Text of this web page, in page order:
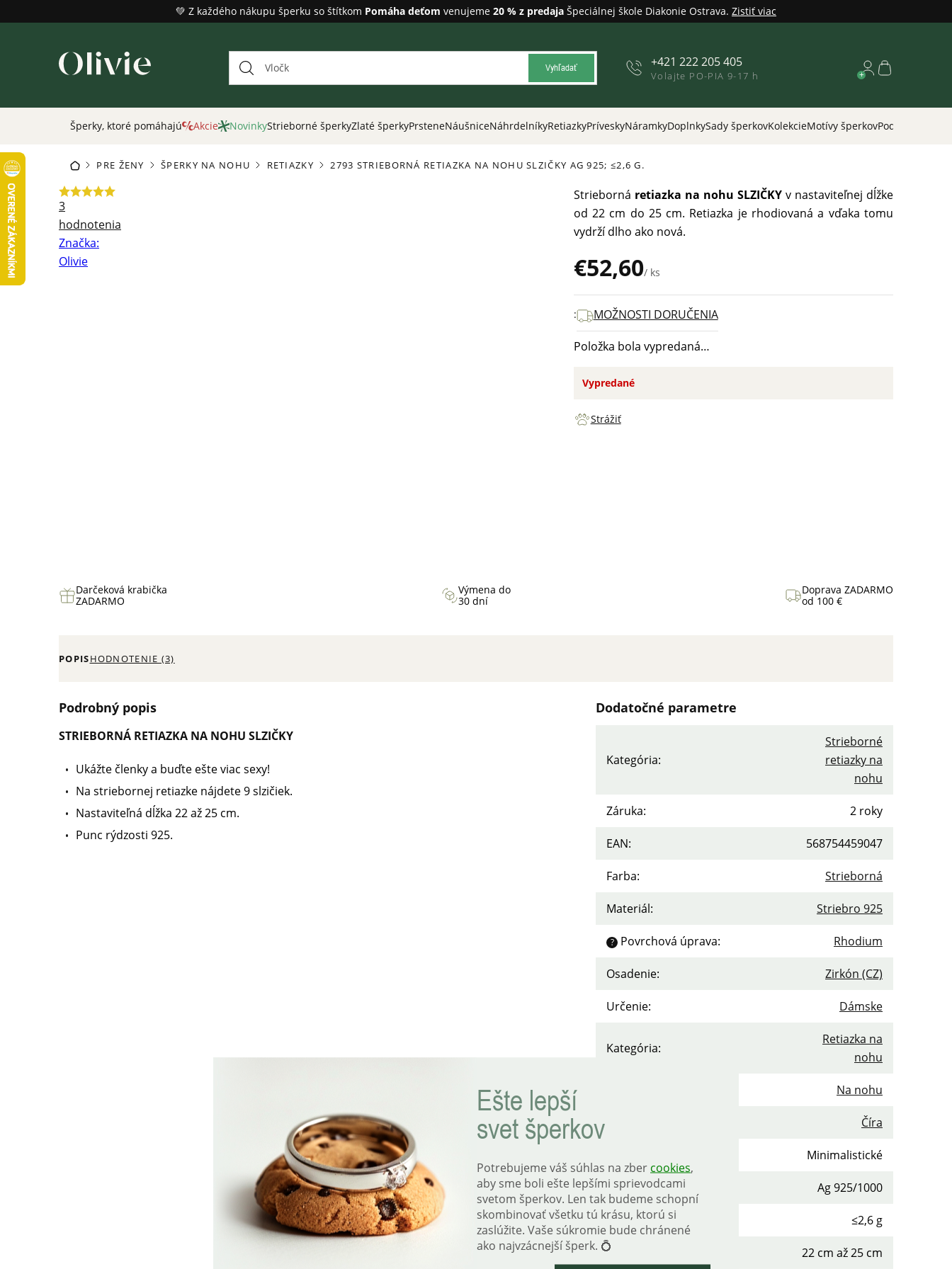
Ešte lepší
svet šperkov
Potrebujeme váš súhlas na zber cookies,
aby sme boli ešte lepšími sprievodcami
svetom šperkov. Len tak budeme schopní
skombinovať všetku tú krásu, ktorú si
zaslúžite. Vaše súkromie bude chránené
ako najvzácnejší šperk. 💍
na
💚 Z každého nákupu šperku so štítkom Pomáha deťom venujeme 20 % z predaja Špeciálnej škole Diakonie Ostrava. Zistiť viac
Vyhľadať +421 222 205 405
Volajte PO-PIA 9-17 h
Nákupný
Šperky, ktoré pomáhajú Akcie NovinkyStrieborné šperkyZlaté šperkyPrsteneNáušniceNáhrdelníkyRetiazkyPríveskyNáramkyDoplnkySady šperkovKolekcieMotívy šperkovPodľa
DOMOVPRE ŽENY ŠPERKY NA NOHU RETIAZKY 2793 STRIEBORNÁ RETIAZKA NA NOHU SLZIČKY AG 925; ≤2,6 G.
Priemerné
hodnotenie
produktu
je
3
hodnotenia
Značka:
Olivie
€52,60/ ks
Jednotková
cena:
Vypredané
MOŽNOSTI DORUČENIA
Položka bola vypredaná…
Strieborná retiazka na nohu SLZIČKYv nastaviteľnej dĺžke
od 22 cm do 25 cm. Retiazka je rhodiovaná a vďaka tomu
vydrží dlho ako nová.
Strážiť
Darčeková krabička
ZADARMO
Výmena do
30 dní
Doprava ZADARMO
od 100 €
POPISHODNOTENIE (3)
Podrobný popis
STRIEBORNÁ RETIAZKA NA NOHU SLZIČKY
Ukážte členky a buďte ešte viac sexy!
Na striebornej retiazke nájdete 9 slzičiek.
Nastaviteľná dĺžka 22 až 25 cm.
Punc rýdzosti 925.
Dodatočné parametre
Kategória:
Strieborné
retiazky na
nohu
Záruka: 2 roky
EAN: 568754459047
Farba: Strieborná
Materiál: Striebro 925
? Povrchová úprava: Rhodium
Osadenie: Zirkón (CZ)
Určenie: Dámske
Kategória:
Retiazka na
nohu
Na nohu
Číra
Minimalistické
Rýdzosť: Ag 925/1000
Hmotnosť: ≤2,6 g
Dĺžka retiazky 22 cm až 25 cm